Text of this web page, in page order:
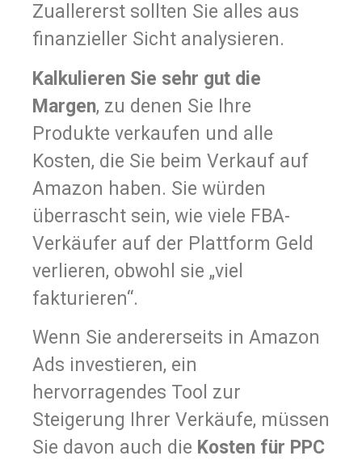
Zuallererst sollten Sie alles aus
finanzieller Sicht analysieren.
Kalkulieren Sie sehr gut die
Margen, zu denen Sie Ihre
Produkte verkaufen und alle
Kosten, die Sie beim Verkauf auf
Amazon haben. Sie würden
überrascht sein, wie viele FBA-
Verkäufer auf der Plattform Geld
verlieren, obwohl sie „viel
fakturieren“.
Wenn Sie andererseits in Amazon
Ads investieren, ein
hervorragendes Tool zur
Steigerung Ihrer Verkäufe, müssen
Sie davon auch die Kosten für PPC